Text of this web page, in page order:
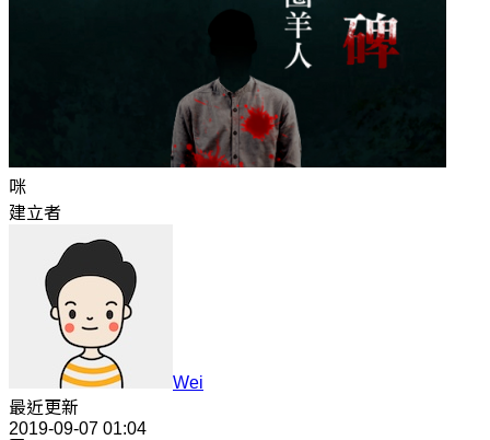
咪
建立者
Wei
最近更新
2019-09-07 01:04